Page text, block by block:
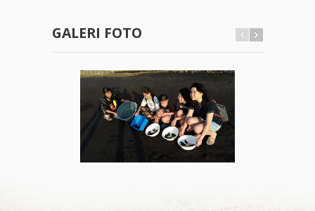
GALERI FOTO